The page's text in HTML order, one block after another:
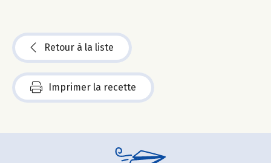
Retour à la liste
Imprimer la recette